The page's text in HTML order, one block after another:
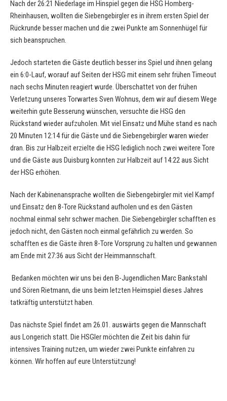
Nach der 26:21 Niederlage im Hinspiel gegen die HSG Homberg-
Rheinhausen, wollten die Siebengebirgler es in ihrem ersten Spiel der
Rückrunde besser machen und die zwei Punkte am Sonnenhügel für
sich beanspruchen.
Jedoch starteten die Gäste deutlich besser ins Spiel und ihnen gelang
ein 6:0-Lauf, worauf auf Seiten der HSG mit einem sehr frühen Timeout
nach sechs Minuten reagiert wurde. Überschattet von der frühen
Verletzung unseres Torwartes Sven Wohnus, dem wir auf diesem Wege
weiterhin gute Besserung wünschen, versuchte die HSG den
Rückstand wieder aufzuholen. Mit viel Einsatz und Mühe stand es nach
20 Minuten 12:14 für die Gäste und die Siebengebirgler waren wieder
dran. Bis zur Halbzeit erzielte die HSG lediglich noch zwei weitere Tore
und die Gäste aus Duisburg konnten zur Halbzeit auf 14:22 aus Sicht
der HSG erhöhen.
Nach der Kabinenansprache wollten die Siebengebirgler mit viel Kampf
und Einsatz den 8-Tore Rückstand aufholen und es den Gästen
nochmal einmal sehr schwer machen. Die Siebengebirgler schafften es
jedoch nicht, den Gästen noch einmal gefährlich zu werden. So
schafften es die Gäste ihren 8-Tore Vorsprung zu halten und gewannen
am Ende mit 27:36 aus Sicht der Heimmannschaft.
Bedanken möchten wir uns bei den B-Jugendlichen Marc Bankstahl
und Sören Rietmann, die uns beim letzten Heimspiel dieses Jahres
tatkräftig unterstützt haben.
Das nächste Spiel findet am 26.01. auswärts gegen die Mannschaft
aus Longerich statt. Die HSGler möchten die Zeit bis dahin für
intensives Training nutzen, um wieder zwei Punkte einfahren zu
können. Wir hoffen auf eure Unterstützung!